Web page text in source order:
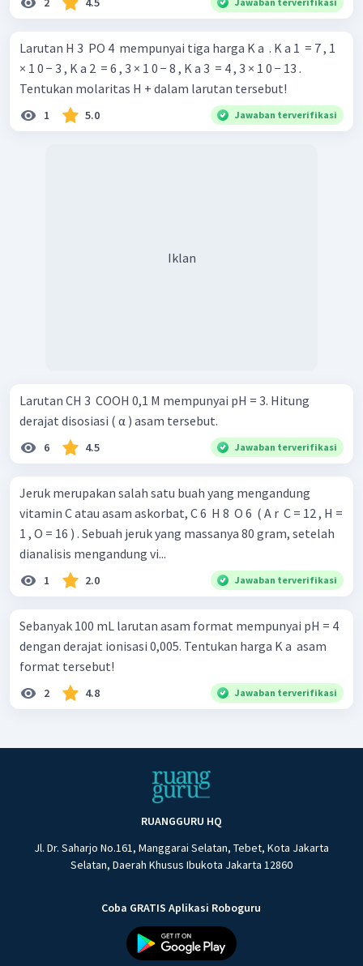
Larutan H 3 ​ PO 4 ​ mempunyai tiga harga K a ​ . K a 1 ​ = 7 , 1
× 1 0 − 3 , K a 2 ​ = 6 , 3 × 1 0 − 8 , K a 3 ​ = 4 , 3 × 1 0 − 13 .
Tentukan molaritas H + dalam larutan tersebut!
1 5.0 Jawaban terverifikasi
Iklan
Larutan CH 3 ​ COOH 0,1 M mempunyai pH = 3. Hitung
derajat disosiasi ( α ) asam tersebut.
6 4.5 Jawaban terverifikasi
Jeruk merupakan salah satu buah yang mengandung
vitamin C atau asam askorbat, C 6 ​ H 8 ​ O 6 ​ ( A r ​ C = 12 , H =
1 , O = 16 ) . Sebuah jeruk yang massanya 80 gram, setelah
dianalisis mengandung vi...
1 2.0 Jawaban terverifikasi
Sebanyak 100 mL larutan asam format mempunyai pH = 4
dengan derajat ionisasi 0,005. Tentukan harga K a ​ asam
format tersebut!
2 4.8 Jawaban terverifikasi
RUANGGURU HQ
Jl. Dr. Saharjo No.161, Manggarai Selatan, Tebet, Kota Jakarta
Selatan, Daerah Khusus Ibukota Jakarta 12860
Coba GRATIS Aplikasi Roboguru